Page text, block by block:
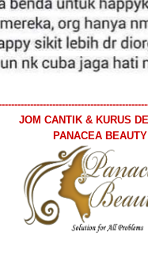
JOM CANTIK & KURUS
PANACEA BEAUTY